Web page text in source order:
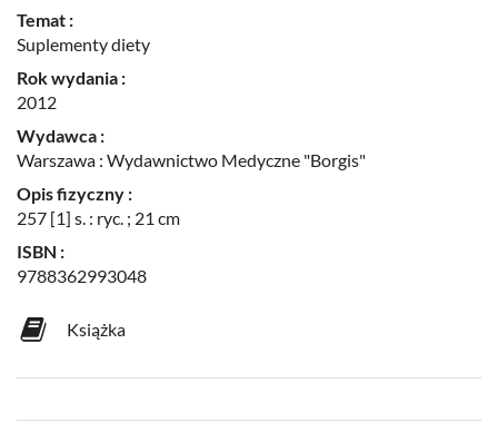
Temat :
Suplementy diety
Rok wydania :
2012
Wydawca :
Warszawa : Wydawnictwo Medyczne "Borgis"
Opis fizyczny :
257 [1] s. : ryc. ; 21 cm
ISBN :
9788362993048
Książka